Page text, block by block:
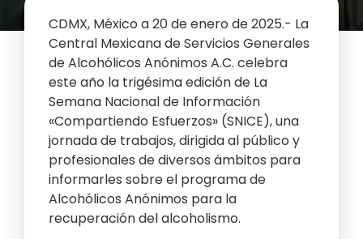
CDMX, México a 20 de enero de 2025.- La
Central Mexicana de Servicios Generales
de Alcohólicos Anónimos A.C. celebra
este año la trigésima edición de La
Semana Nacional de Información
«Compartiendo Esfuerzos» (SNICE), una
jornada de trabajos, dirigida al público y
profesionales de diversos ámbitos para
informarles sobre el programa de
Alcohólicos Anónimos para la
recuperación del alcoholismo.